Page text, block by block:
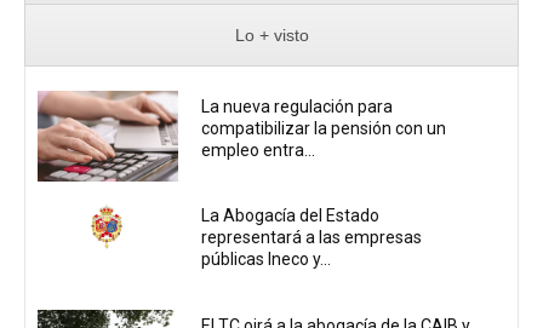
Lo + visto
La nueva regulación para
compatibilizar la pensión con un
empleo entra...
La Abogacía del Estado
representará a las empresas
públicas Ineco y...